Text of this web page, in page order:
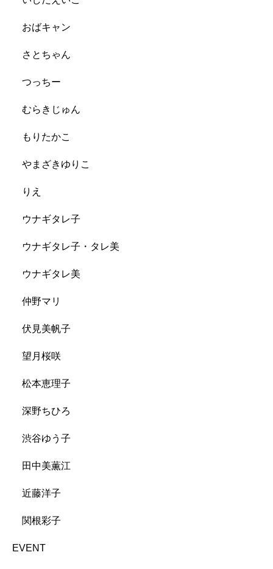
おばキャン
さとちゃん
つっちー
むらきじゅん
もりたかこ
やまざきゆりこ
りえ
ウナギタレ子
ウナギタレ子・タレ美
ウナギタレ美
仲野マリ
伏見美帆子
望月桜咲
松本恵理子
深野ちひろ
渋谷ゆう子
田中美薫江
近藤洋子
関根彩子
EVENT